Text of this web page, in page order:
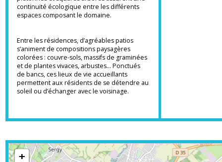
Dans le prolongement du corridor
biologique de la rivière Le Lion coulant à
piétonnes et squares arborés assurent une
continuité écologique entre les différents
espaces composant le domaine.
Entre les résidences, d’agréables patios
s’animent de compositions paysagères
de bancs, ces lieux de vie accueillants